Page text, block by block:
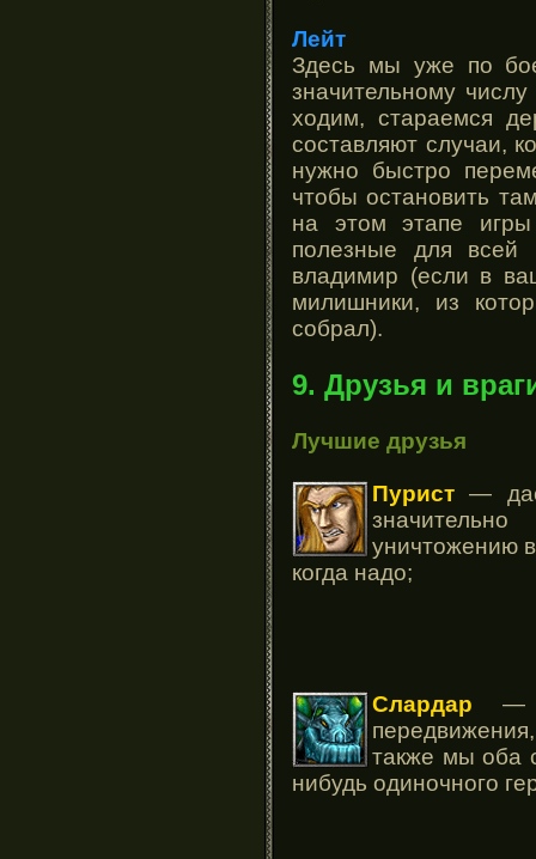
Лейт
Здесь мы уже по
значительному
ходим, стараемся
составляют случаи,
нужно быстро
чтобы остановить
на этом этапе игры
полезные для
владимир (если в
милишники, из
собрал).
9. Друзья и
Лучшие друзья
Пурист —
уничтожению
когда надо;
Слардар —
также мы оба
нибудь одиночного